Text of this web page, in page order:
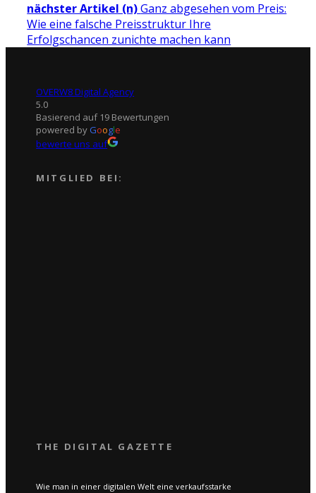
nächster Artikel (n)Ganz abgesehen vom Preis:
Wie eine falsche Preisstruktur Ihre
Erfolgschancen zunichte machen kann
OVERW8 Digital Agency
5.0
Basierend auf 19 Bewertungen
powered byGoogle
bewerte uns auf
MITGLIED BEI:
THE DIGITAL GAZETTE
Wie man in einer digitalen Welt eine verkaufsstarke